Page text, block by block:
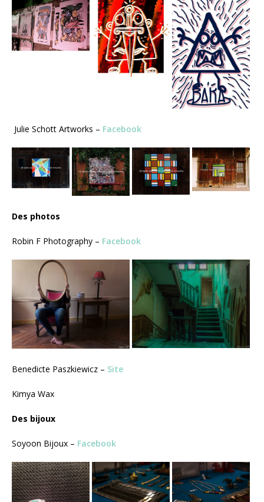
Julie Schott Artworks – Facebook
Des photos
Robin F Photography – Facebook
Benedicte Paszkiewicz – Site
Kimya Wax
Des bijoux
Soyoon Bijoux – Facebook